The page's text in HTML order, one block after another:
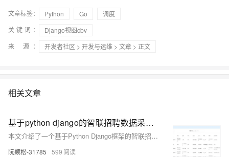
文章标签： Python Go
调度
关键词：
Django视图cbv
来 源：
开发者社区 > 开发与运维 > 文章 > 正文
相关文章
基于python django的智联招聘数据采集与分析系统，有登录注册，可自主选择采集内容
本文介绍了一个基于Python Django框架的智联招聘数据采集与分析系统，该系统具备登录注册功能，允许用户自主选择采集内容，并通过对数据的分析和可视化展示，帮助企业和招聘者优化招聘策略。
阮颖松-31785 599